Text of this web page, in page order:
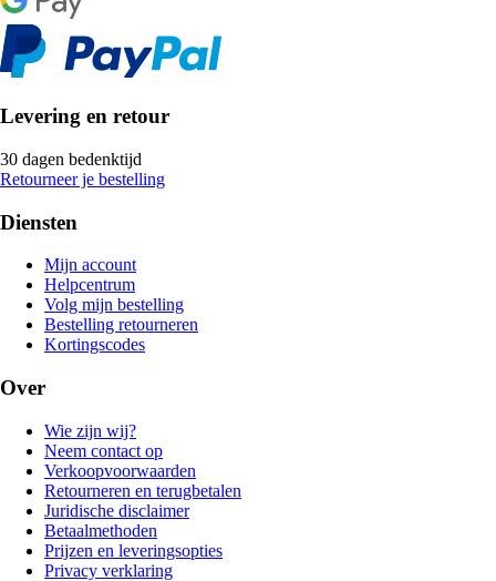
Levering en retour
30 dagen bedenktijd
Retourneer je bestelling
Diensten
Mijn account
Helpcentrum
Volg mijn bestelling
Bestelling retourneren
Kortingscodes
Over
Wie zijn wij?
Neem contact op
Verkoopvoorwaarden
Retourneren en terugbetalen
Juridische disclaimer
Betaalmethoden
Prijzen en leveringsopties
Privacy verklaring